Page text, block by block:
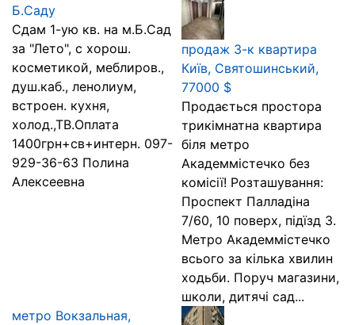
Б.Саду
Сдам 1-ую кв. на м.Б.Сад
за "Лето", с хорош.
косметикой, меблиров.,
душ.каб., ленолиум,
встроен. кухня,
холод.,ТВ.Оплата
1400грн+св+интерн. 097-
929-36-63 Полина
Алексеевна
продаж 3-к квартира
Київ, Святошинський,
77000 $
Продається простора
трикімнатна квартира
біля метро
Академмістечко без
комісії! Розташування:
Проспект Палладіна
7/60, 10 поверх, підїзд 3.
Метро Академмістечко
всього за кілька хвилин
ходьби. Поруч магазини,
школи, дитячі сад...
метро Вокзальная,